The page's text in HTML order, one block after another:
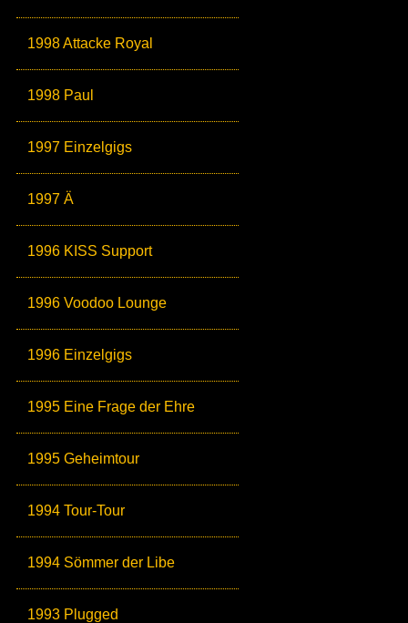
1998 Attacke Royal
1998 Paul
1997 Einzelgigs
1997 Ä
1996 KISS Support
1996 Voodoo Lounge
1996 Einzelgigs
1995 Eine Frage der Ehre
1995 Geheimtour
1994 Tour-Tour
1994 Sömmer der Libe
1993 Plugged